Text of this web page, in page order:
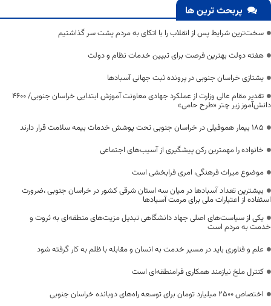
پربحث ترین ها
سخت‌ترین شرایط پس از انقلاب را با اتکای به مردم پشت سر گذاشتیم
هفته دولت بهترین فرصت برای تبیین خدمات نظام و دولت
یشتازی خراسان جنوبی در پرونده ثبت جهانی آسبادها
تقدیر مقام عالی وزارت از عملکرد جهادی معاونت آموزش ابتدایی خراسان جنوبی/ ۴۶۰۰
دانش‌آموز زیر چتر «طرح حامی»
۱۸۵ بیمار هموفیلی در خراسان جنوبی تحت پوشش خدمات بیمه سلامت قرار دارند
خانواده را مهمترین رکن پیشگیری از آسیب‌های اجتماعی
موضوع میراث فرهنگی، امری فرابخشی است
بیشترین تعداد آسبادها در میان سه استان شرقی کشور در خراسان جنوبی ،ضرورت
استفاده از اعتبارات ملی برای مرمت آسبادها
یکی از سیاست‌های اصلی جهاد دانشگاهی تبدیل مزیت‌های منطقه‌ای به ثروت و
خدمت به مردم است
علم و فناوری باید در مسیر خدمت به انسان و مقابله با ظلم به کار گرفته شود
کنترل ملخ نیازمند همکاری فرامنطقه‌ای است
اختصاص 2500 میلیارد تومان برای توسعه راه‌های دوبانده خراسان جنوبی